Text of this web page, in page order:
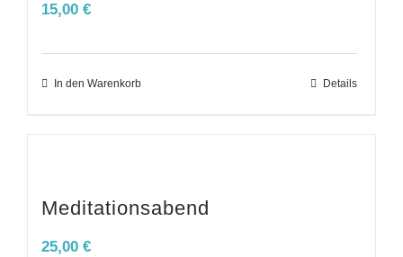
15,00 €
In den Warenkorb Details
Meditationsabend
25,00 €